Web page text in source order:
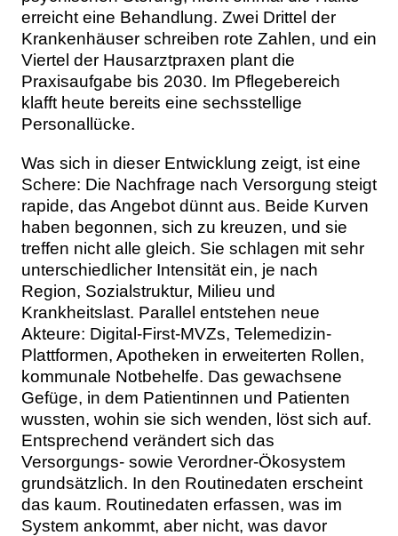
erreicht eine Behandlung. Zwei Drittel der
Krankenhäuser schreiben rote Zahlen, und ein
Viertel der Hausarztpraxen plant die
Praxisaufgabe bis 2030. Im Pflegebereich
klafft heute bereits eine sechsstellige
Personallücke.
Was sich in dieser Entwicklung zeigt, ist eine
Schere: Die Nachfrage nach Versorgung steigt
rapide, das Angebot dünnt aus. Beide Kurven
haben begonnen, sich zu kreuzen, und sie
treffen nicht alle gleich. Sie schlagen mit sehr
unterschiedlicher Intensität ein, je nach
Region, Sozialstruktur, Milieu und
Krankheitslast. Parallel entstehen neue
Akteure: Digital-First-MVZs, Telemedizin-
Plattformen, Apotheken in erweiterten Rollen,
kommunale Notbehelfe. Das gewachsene
Gefüge, in dem Patientinnen und Patienten
wussten, wohin sie sich wenden, löst sich auf.
Entsprechend verändert sich das
Versorgungs- sowie Verordner-Ökosystem
grundsätzlich. In den Routinedaten erscheint
das kaum. Routinedaten erfassen, was im
System ankommt, aber nicht, was davor